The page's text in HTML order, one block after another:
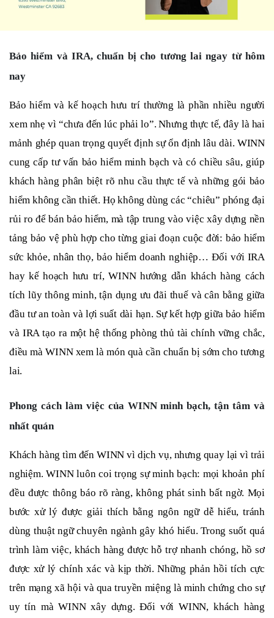
Bảo hiểm và IRA, chuẩn bị cho tương lai ngay từ hôm
nay
Bảo hiểm và kế hoạch hưu trí thường là phần nhiều người
xem nhẹ vì “chưa đến lúc phải lo”. Nhưng thực tế, đây là hai
mảnh ghép quan trọng quyết định sự ổn định lâu dài. WINN
cung cấp tư vấn bảo hiểm minh bạch và có chiều sâu, giúp
khách hàng phân biệt rõ nhu cầu thực tế và những gói bảo
hiểm không cần thiết. Họ không dùng các “chiêu” phóng đại
rủi ro để bán bảo hiểm, mà tập trung vào việc xây dựng nền
tảng bảo vệ phù hợp cho từng giai đoạn cuộc đời: bảo hiểm
sức khỏe, nhân thọ, bảo hiểm doanh nghiệp… Đối với IRA
hay kế hoạch hưu trí, WINN hướng dẫn khách hàng cách
tích lũy thông minh, tận dụng ưu đãi thuế và cân bằng giữa
đầu tư an toàn và lợi suất dài hạn. Sự kết hợp giữa bảo hiểm
và IRA tạo ra một hệ thống phòng thủ tài chính vững chắc,
điều mà WINN xem là món quà cần chuẩn bị sớm cho tương
lai.
Phong cách làm việc của WINN minh bạch, tận tâm và
nhất quán
Khách hàng tìm đến WINN vì dịch vụ, nhưng quay lại vì trải
nghiệm. WINN luôn coi trọng sự minh bạch: mọi khoản phí
đều được thông báo rõ ràng, không phát sinh bất ngờ. Mọi
bước xử lý được giải thích bằng ngôn ngữ dễ hiểu, tránh
dùng thuật ngữ chuyên ngành gây khó hiểu. Trong suốt quá
trình làm việc, khách hàng được hỗ trợ nhanh chóng, hồ sơ
được xử lý chính xác và kịp thời. Những phản hồi tích cực
trên mạng xã hội và qua truyền miệng là minh chứng cho sự
uy tín mà WINN xây dựng. Đối với WINN, khách hàng